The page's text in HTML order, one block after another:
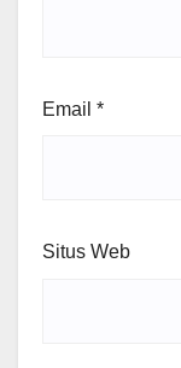
Email *
Situs Web